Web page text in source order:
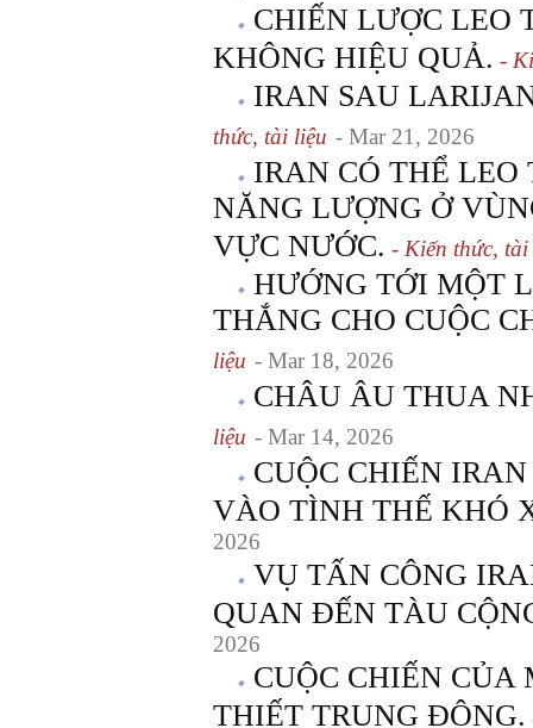
CHIẾN LƯỢC LEO
KHÔNG HIỆU QUẢ. -
IRAN SAU
thức, tài liệu - Mar 21, 2026
IRAN CÓ THỂ LEO
NĂNG LƯỢNG Ở
VỰC NƯỚC. - Kiến thức,
HƯỚNG TỚI MỘT
THẮNG CHO CUỘC
liệu - Mar 18, 2026
CHÂU ÂU THUA
liệu - Mar 14, 2026
CUỘC CHIẾN
VÀO TÌNH THẾ KHÓ
2026
VỤ TẤN CÔNG
QUAN ĐẾN TÀU
2026
CUỘC CHIẾN
THIẾT TRUNG ĐÔNG.